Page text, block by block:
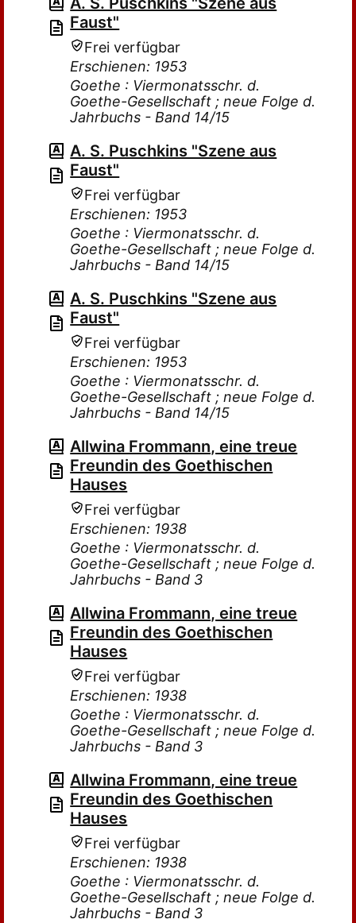
Faust"
Frei verfügbar
Erschienen: 1953
Goethe : Viermonatsschr. d.
Goethe-Gesellschaft ; neue Folge d.
Jahrbuchs - Band 14/15
A. S. Puschkins "Szene aus
Faust"
Frei verfügbar
Erschienen: 1953
Goethe : Viermonatsschr. d.
Goethe-Gesellschaft ; neue Folge d.
Jahrbuchs - Band 14/15
A. S. Puschkins "Szene aus
Faust"
Frei verfügbar
Erschienen: 1953
Goethe : Viermonatsschr. d.
Goethe-Gesellschaft ; neue Folge d.
Jahrbuchs - Band 14/15
Allwina Frommann, eine treue
Freundin des Goethischen
Hauses
Frei verfügbar
Erschienen: 1938
Goethe : Viermonatsschr. d.
Goethe-Gesellschaft ; neue Folge d.
Jahrbuchs - Band 3
Allwina Frommann, eine treue
Freundin des Goethischen
Hauses
Frei verfügbar
Erschienen: 1938
Goethe : Viermonatsschr. d.
Goethe-Gesellschaft ; neue Folge d.
Jahrbuchs - Band 3
Allwina Frommann, eine treue
Freundin des Goethischen
Hauses
Frei verfügbar
Erschienen: 1938
Goethe : Viermonatsschr. d.
Goethe-Gesellschaft ; neue Folge d.
Jahrbuchs - Band 3